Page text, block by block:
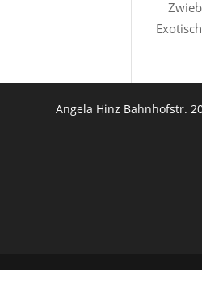
Angela Hinz Bahnhofstr.